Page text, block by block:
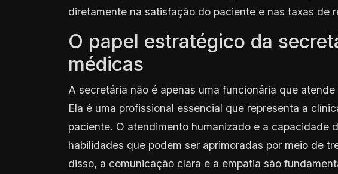
diretamente na satisfação do paciente e nas taxas de
O papel estratégico da
médicas
A secretária não é apenas uma funcionária que
Ela é uma profissional essencial que representa a
paciente. O atendimento humanizado e a capacidade
habilidades que podem ser aprimoradas por meio de
disso, a comunicação clara e a empatia são